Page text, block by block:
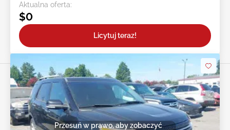
Aktualna oferta:
$0
Licytuj teraz!
Przesuń w prawo, aby zobaczyć